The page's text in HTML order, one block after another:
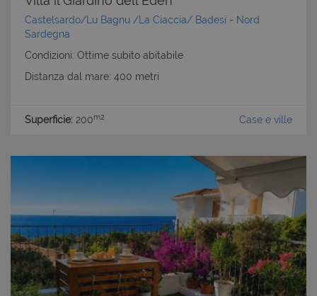
Castelsardo/Lu Bagnu /La Ciaccia/ Badesi - Nord
Sardegna
Condizioni: Ottime subito abitabile
Distanza dal mare: 400 metri
Superficie: 200m2 Case e ville